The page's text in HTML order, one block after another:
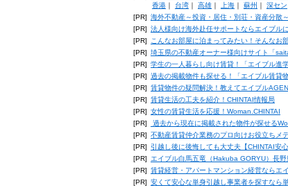
香港｜ 台湾｜ 高雄｜ 上海｜ 蘇州 ｜ 深セン
[PR] 海外不動産～投資・居住・別荘・資産分散
[PR] 法人様向け海外赴任サポートならエイブル
[PR]
こんなお部屋に泊まってみたい！そんなお
[PR] 埼玉県の不動産オーナー様向けサイト「
[PR] 学生の一人暮らし向け賃貸！「エイブル進学
[PR] 過去の掲載物件も探せる！「エイブル賃貸
[PR] 賃貸物件の疑問解決！教えてエイブル
[PR] 賃貸生活の工夫を紹介！CHINTAI情報局
[PR] 女性の賃貸生活を応援！Woman.CHINTAI
[PR]
過去から現在に掲載された物件が探せる
[PR] 不動産賃貸仲介業務のプロ向けお役立ちメ
[PR]
引越し後に後悔しても大丈夫【CHINTAI安
[PR]
エイブル白馬五竜（Hakuba GORYU）長
[PR] 賃貸経営・アパートマンション経営ならエ
[PR] 安くて安心な単身引越し事業者を探すなら